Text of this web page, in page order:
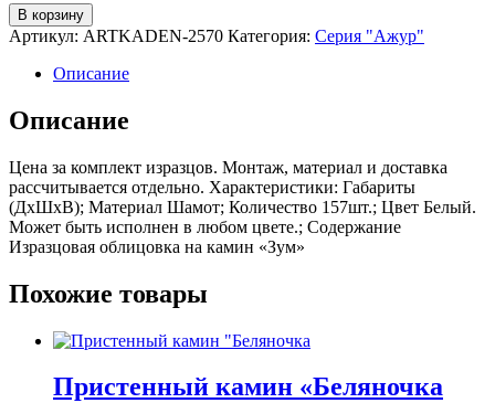
Количество
товара
Камин
"Зум
В корзину
Артикул: ARTKADEN-2570 Категория: Серия "Ажур"
Описание
Описание
Цена за комплект изразцов. Монтаж, материал и доставка
рассчитывается отдельно. Характеристики: Габариты
(ДхШхВ); Материал Шамот; Количество 157шт.; Цвет Белый.
Может быть исполнен в любом цвете.; Содержание
Изразцовая облицовка на камин «Зум»
Похожие товары
Пристенный камин «Беляночка